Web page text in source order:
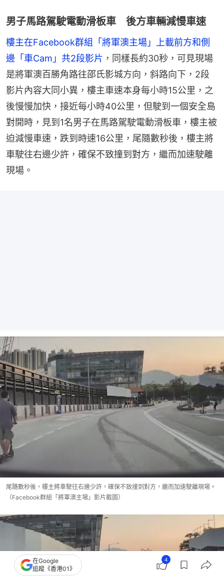
男子馬路駕駛電動滑板車 後方車輛減慢車速
樓主在Facebook群組「將軍澳主場」上載前方和側
邊「車Cam」共2段影片 ，同樣長約30秒，可見現場
是將軍澳百勝角路往邵氏影城方向，斜路向下，2段
影片內容大同小異，樓主車速本身每小時15公里，之
後慢慢加快，接近每小時40公里，但駛到一個安全島
對開時，見到1名男子在馬路駕駛電動滑板車，樓主被
迫減慢車速，跌到時速16公里，尾隨數秒後，樓主將
車駛往右邊少許，確保不致撞到對方，繼而加速駛離
現場。
尾隨數秒後，樓主將車駛往右邊少許，確保不致撞到對方，繼而加速駛離現場。
（Facebook群組「將軍澳主場」影片截圖）
在Google
追蹤《香港01》
4